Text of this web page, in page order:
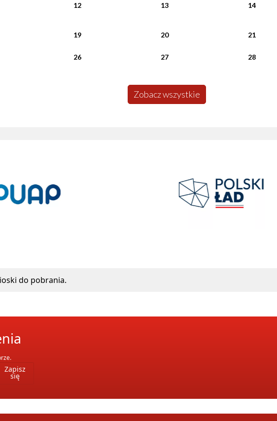
12 13 14
19 20 21
26 27
28
Zobacz wszystkie
do pobrania.
również się wypisać z naszego newslettera wpisując email, na który otrzymujesz wiadomości.
Zapisz
się